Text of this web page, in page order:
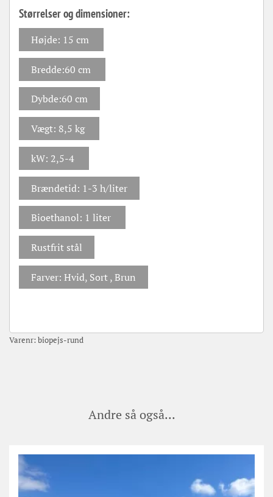
Størrelser og dimensioner:
Højde: 15 cm
Bredde:60 cm
Dybde:60 cm
Vægt: 8,5 kg
kW: 2,5-4
Brændetid: 1-3 h/liter
Bioethanol: 1 liter
Rustfrit stål
Farver: Hvid, Sort , Brun
Varenr:biopejs-rund
Andre så også...